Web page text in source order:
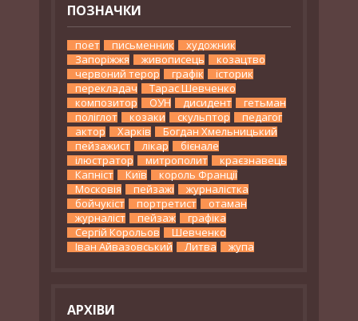
ПОЗНАЧКИ
поет письменник
художник
Запоріжжя
живописець
козацтво
червоний терор
графік
історик
перекладач
Тарас Шевченко
композитор
ОУН дисидент
гетьман
поліглот
козаки скульптор
педагог
актор
Харків
Богдан Хмельницький
пейзажист
лікар
бієнале
ілюстратор
митрополит
краєзнавець
Капніст
Київ
король Франції
Московія
пейзажі
журналістка
бойчукіст
портретист
отаман
журналіст
пейзаж
графіка
Сергій Корольов
Шевченко
Іван Айвазовський
Литва жупа
АРХІВИ